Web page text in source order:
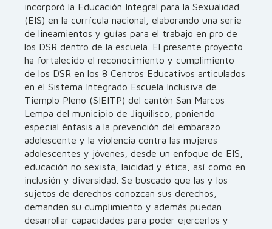
incorporó la Educación Integral para la Sexualidad
(EIS) en la currícula nacional, elaborando una serie
de lineamientos y guías para el trabajo en pro de
los DSR dentro de la escuela. El presente proyecto
ha fortalecido el reconocimiento y cumplimiento
de los DSR en los 8 Centros Educativos articulados
en el Sistema Integrado Escuela Inclusiva de
Tiemplo Pleno (SIEITP) del cantón San Marcos
Lempa del municipio de Jiquilisco, poniendo
especial énfasis a la prevención del embarazo
adolescente y la violencia contra las mujeres
adolescentes y jóvenes, desde un enfoque de EIS,
educación no sexista, laicidad y ética, así como en
inclusión y diversidad. Se buscado que las y los
sujetos de derechos conozcan sus derechos,
demanden su cumplimiento y además puedan
desarrollar capacidades para poder ejercerlos y